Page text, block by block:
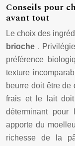
Conseils pour
avant tout
Le choix des
brioche .
préférence
texture
beurre doit être
frais et le lait
déterminant
apporte du
richesse de la